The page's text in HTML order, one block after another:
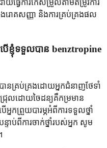
ធ្វើ​ការ​កែ​សម្រួល​តាម​តម្រូវការ​
ង​រោគ​សញ្ញា និង​ការ​គ្រប់គ្រង​ផល​
ើ​ខ្ញុំ​ទទួល​បាន benztropine
បានគ្រប់គ្រងដោយអ្នកជំនាញថែទាំ
ើជ្រុលដោយចៃដន្យគឺកម្រមាន
ព្រួយបារម្ភអំពីការទទួលថ្នាំ
ទាប់ពីការចាក់ថ្នាំរបស់អ្នក សូម